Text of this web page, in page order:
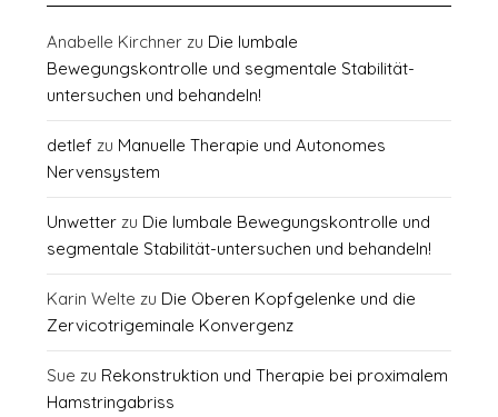
Anabelle Kirchner zu Die lumbale
Bewegungskontrolle und segmentale Stabilität-
untersuchen und behandeln!
detlef zu Manuelle Therapie und Autonomes
Nervensystem
Unwetter zu Die lumbale Bewegungskontrolle und
segmentale Stabilität-untersuchen und behandeln!
Karin Welte zu Die Oberen Kopfgelenke und die
Zervicotrigeminale Konvergenz
Sue zu Rekonstruktion und Therapie bei proximalem
Hamstringabriss